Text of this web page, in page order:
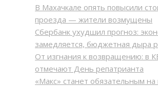
В Махачкале опять повысили
проезда — жители возмущены
Сбербанк ухудшил прогноз:
замедляется, бюджетная дыра
От изгнания к возвращению: в
отмечают День репатрианта
«Макс» станет обязательным на